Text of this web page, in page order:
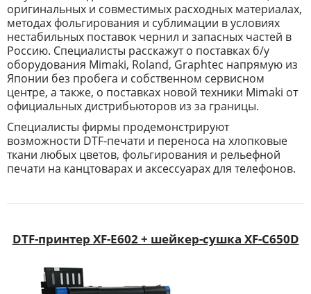
оригинальных и совместимых расходных материалах,
методах фольгирования и сублимации в условиях
нестабильных поставок чернил и запасных частей в
Россию. Специалисты расскажут о поставках б/у
оборудования Mimaki, Roland, Graphtec напрямую из
Японии без пробега и собственном сервисном
центре, а также, о поставках новой техники Mimaki от
официальных дистрибьюторов из за границы.
Специалисты фирмы продемонстрируют
возможности DTF-печати и переноса на хлопковые
ткани любых цветов, фольгирования и рельефной
печати на канцтоварах и аксессуарах для телефонов.
DTF-принтер XF-E602 + шейкер-сушка XF-C650D